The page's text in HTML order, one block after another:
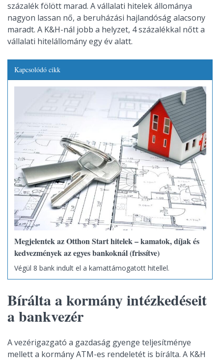
százalék fölött marad. A vállalati hitelek állománya
nagyon lassan nő, a beruházási hajlandóság alacsony
maradt. A K&H-nál jobb a helyzet, 4 százalékkal nőtt a
vállalati hitelállomány egy év alatt.
Kapcsolódó cikk
Megjelentek az Otthon Start hitelek – kamatok, díjak és
kedvezmények az egyes bankoknál (frissítve)
Végül 8 bank indult el a kamattámogatott hitellel.
Bírálta a kormány intézkedéseit
a bankvezér
A vezérigazgató a gazdaság gyenge teljesítménye
mellett a kormány ATM-es rendeletét is bírálta. A K&H